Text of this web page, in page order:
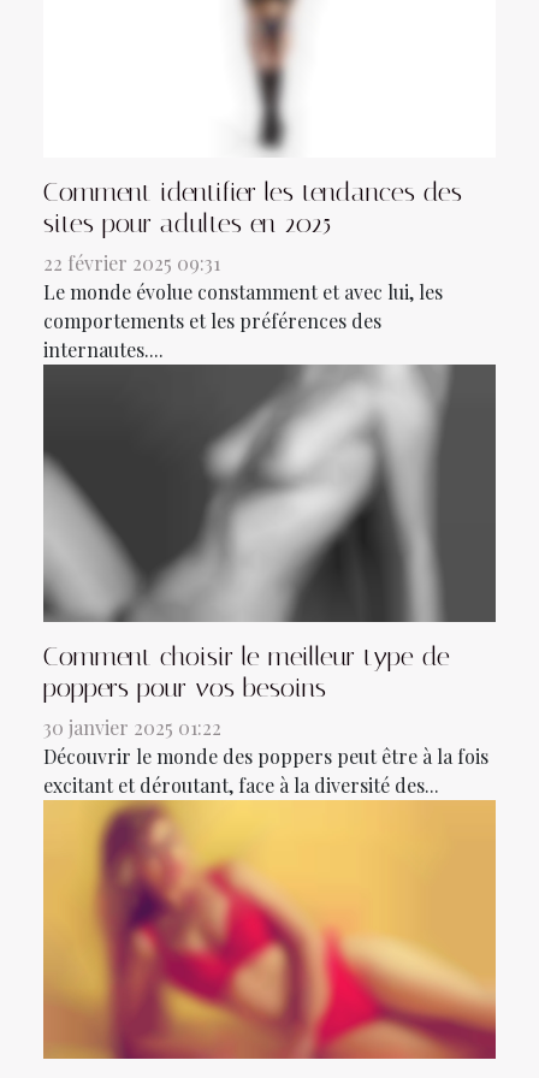
Comment identifier les tendances des
sites pour adultes en 2025
22 février 2025 09:31
Le monde évolue constamment et avec lui, les
comportements et les préférences des
internautes....
Comment choisir le meilleur type de
poppers pour vos besoins
30 janvier 2025 01:22
Découvrir le monde des poppers peut être à la fois
excitant et déroutant, face à la diversité des...